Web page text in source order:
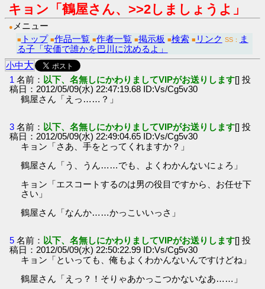
キョン「鶴屋さん、>>2しましょうよ」
● メニュー
■ トップ ■作品一覧 ■作者一覧 ■掲示板 ■検索 ■ リンク SS：
ま
る子「安価で誰かを巴川に沈めるよ」
小中大
1 名前： 以下、名無しにかわりましてVIPがお送りします[] 投
稿日：2012/05/09(水) 22:47:19.68 ID:Vs/Cg5v30
鶴屋さん「えっ……？」
3 名前： 以下、名無しにかわりましてVIPがお送りします[] 投
稿日：2012/05/09(水) 22:49:04.65 ID:Vs/Cg5v30
キョン「さあ、手をとってくれますか？」
鶴屋さん「う、うん……でも、よくわかんないにょろ」
キョン「エスコートするのは男の役目ですから、お任せ下
さい」
鶴屋さん「なんか……かっこいいっさ」
5 名前： 以下、名無しにかわりましてVIPがお送りします[] 投
稿日：2012/05/09(水) 22:50:22.99 ID:Vs/Cg5v30
キョン「といっても、俺もよくわかんないんですけどね」
鶴屋さん「えっ？！そりゃあかっこつかないなあ……」